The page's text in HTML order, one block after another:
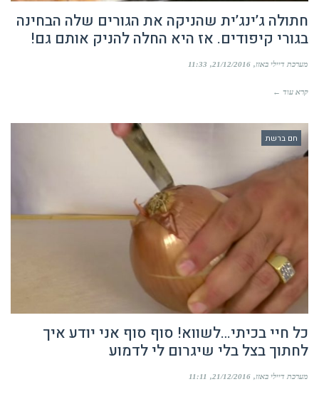
חתולה ג’ינג’ית שהניקה את הגורים שלה הבחינה
בגורי קיפודים. אז היא החלה להניק אותם גם!
מערכת דיילי באזז 21/12/2016
11:33
קרא עוד ←
חם ברשת
כל חיי בכיתי…לשווא! סוף סוף אני יודע איך
לחתוך בצל בלי שיגרום לי לדמוע
מערכת דיילי באזז 21/12/2016
11:11